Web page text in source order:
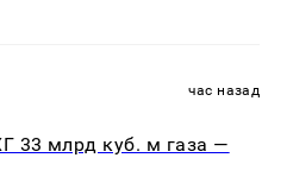
час назад
33 млрд куб. м газа —